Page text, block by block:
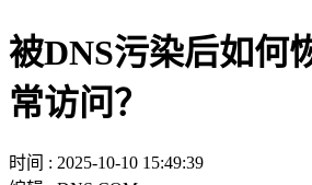
被DNS污染后如何
常访问？
时间 : 2025-10-10 15:49:39